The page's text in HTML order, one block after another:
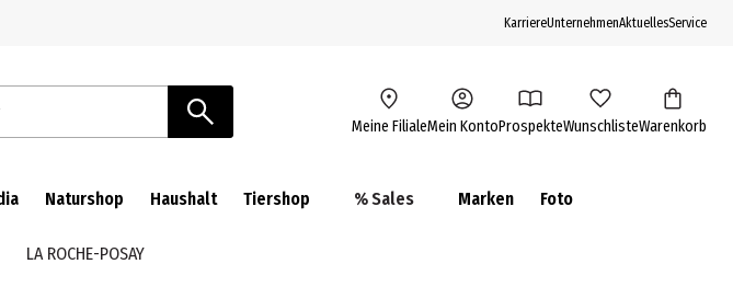
KarriereUnternehmenAktuellesService
Meine FilialeMein KontoProspekteWunschlisteWarenkorb
Naturshop Haushalt Tiershop % Sales Marken Foto
LA ROCHE-POSAY